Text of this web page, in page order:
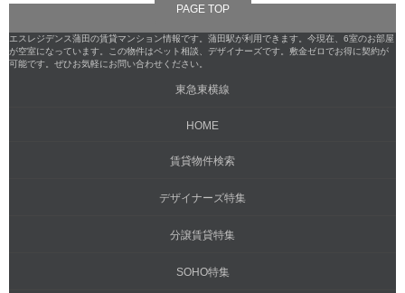
PAGE TOP
エスレジデンス蒲田の賃貸マンション情報です。蒲田駅が利用できます。今現在、6室のお部屋
が空室になっています。この物件はペット相談、デザイナーズです。敷金ゼロでお得に契約が
可能です。ぜひお気軽にお問い合わせください。
東急東横線
HOME
賃貸物件検索
デザイナーズ特集
分譲賃貸特集
SOHO特集